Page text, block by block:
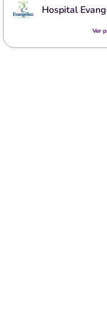
Hospital
Ver